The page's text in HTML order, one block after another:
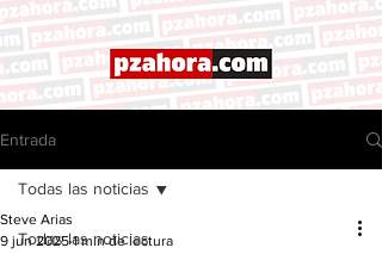
Entrada
Todas las noticias
Todas las noticias
Steve Arias
9 jun 2025 1 min de lectura